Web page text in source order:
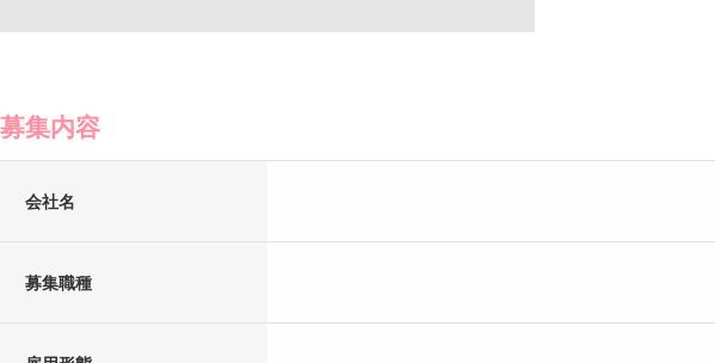
募集内容
会社名
募集職種